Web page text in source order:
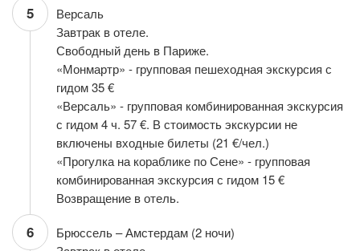
5
Версаль
Завтрак в отеле.
Свободный день в Париже.
«Монмартр» - групповая пешеходная экскурсия с
гидом 35 €
«Версаль» - групповая комбинированная экскурсия
с гидом 4 ч. 57 €. В стоимость экскурсии не
включены входные билеты (21 €/чел.)
«Прогулка на кораблике по Сене» - групповая
комбинированная экскурсия с гидом 15 €
Возвращение в отель.
6
Брюссель – Амстердам (2 ночи)